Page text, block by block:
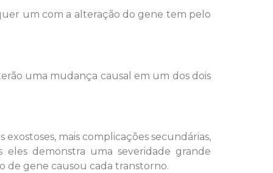
um com a alteração do gene tem pelo
uma mudança causal em um dos dois
mais complicações secundárias,
demonstra uma severidade grande
de gene causou cada transtorno.